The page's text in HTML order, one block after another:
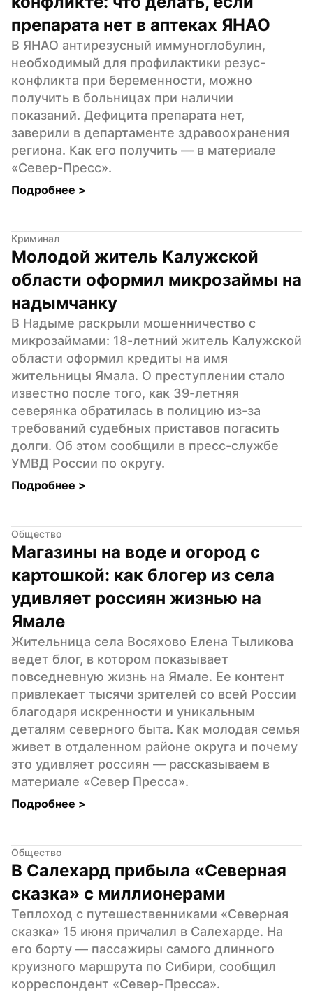
препарата нет в аптеках ЯНАО
В ЯНАО антирезусный иммуноглобулин,
необходимый для профилактики резус-
конфликта при беременности, можно
получить в больницах при наличии
показаний. Дефицита препарата нет,
заверили в департаменте здравоохранения
региона. Как его получить — в материале
«Север-Пресс».
Подробнее >
Криминал
Молодой житель Калужской
области оформил микрозаймы на
надымчанку
В Надыме раскрыли мошенничество с
микрозаймами: 18-летний житель Калужской
области оформил кредиты на имя
жительницы Ямала. О преступлении стало
известно после того, как 39-летняя
северянка обратилась в полицию из-за
требований судебных приставов погасить
долги. Об этом сообщили в пресс-службе
УМВД России по округу.
Подробнее >
Общество
Магазины на воде и огород с
картошкой: как блогер из села
удивляет россиян жизнью на
Ямале
Жительница села Восяхово Елена Тыликова
ведет блог, в котором показывает
повседневную жизнь на Ямале. Ее контент
привлекает тысячи зрителей со всей России
благодаря искренности и уникальным
деталям северного быта. Как молодая семья
живет в отдаленном районе округа и почему
это удивляет россиян — рассказываем в
материале «Север Пресса».
Подробнее >
Общество
В Салехард прибыла «Северная
сказка» с миллионерами
Теплоход с путешественниками «Северная
сказка» 15 июня причалил в Салехарде. На
его борту — пассажиры самого длинного
круизного маршрута по Сибири, сообщил
корреспондент «Север-Пресса».